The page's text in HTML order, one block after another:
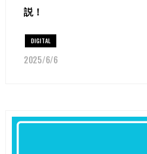
説！
DIGITAL
2025/6/6